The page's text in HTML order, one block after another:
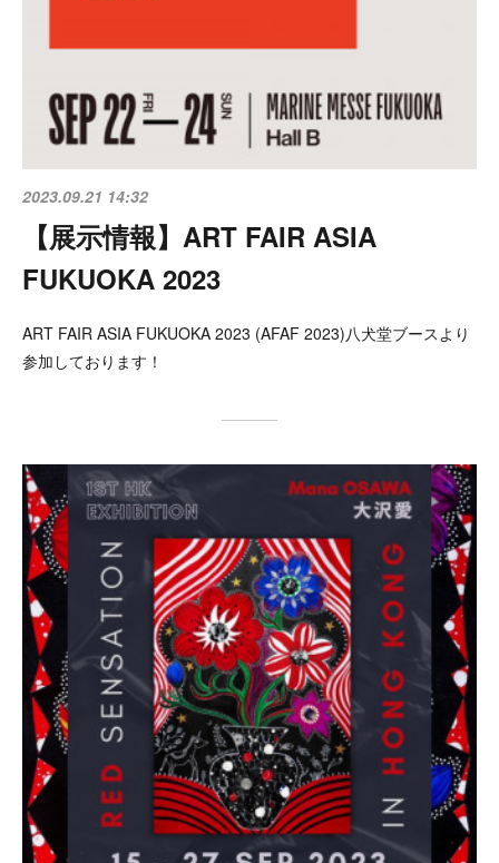
2023.09.21 14:32
【展示情報】ART FAIR ASIA
FUKUOKA 2023
ART FAIR ASIA FUKUOKA 2023 (AFAF 2023)八犬堂ブースより
参加しております！